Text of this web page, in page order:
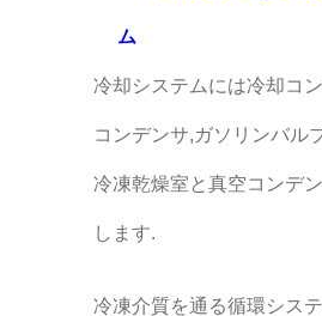
ム
冷却システムには冷却コ
コンデンサ,ガソリンバル
冷凍乾燥室と真空コンデ
します.
冷凍介質を通る循環シス